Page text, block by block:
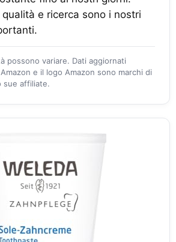
qualità e ricerca sono i nostri
possono variare. Dati aggiornati
e il logo Amazon sono marchi di
sue affiliate.